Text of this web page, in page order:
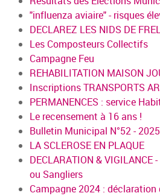
"influenza aviaire" - risques
DECLAREZ LES NIDS DE
Les Composteurs Collectifs
Campagne Feu
REHABILITATION MAISON
Inscriptions TRANSPORTS
PERMANENCES : service
Le recensement à 16 ans !
Bulletin Municipal N°52 - 2025
LA SCLEROSE EN PLAQUE
DECLARATION & VIGILANCE
ou Sangliers
Campagne 2024 : déclaration